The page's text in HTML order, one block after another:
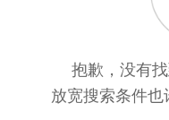
抱歉，没有
放宽搜索条件